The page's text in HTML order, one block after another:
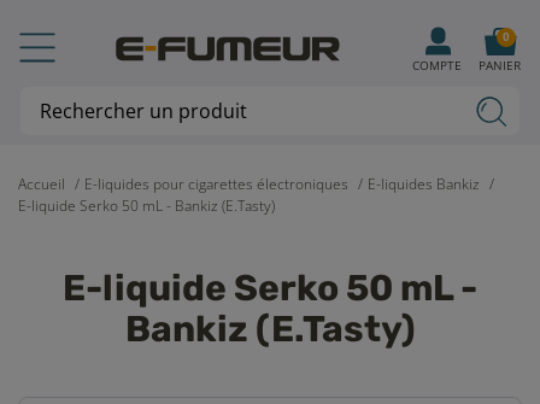
Accueil E-liquides pour cigarettes électroniques
E-liquides Bankiz
E-liquide Serko 50 mL - Bankiz (E.Tasty)
E-liquide Serko 50 mL -
Bankiz (E.Tasty)
COMPTE PANIER
0